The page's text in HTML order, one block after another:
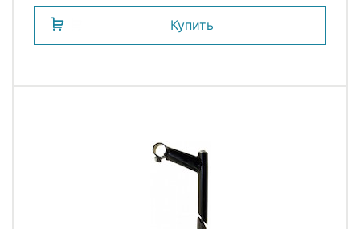
Купить